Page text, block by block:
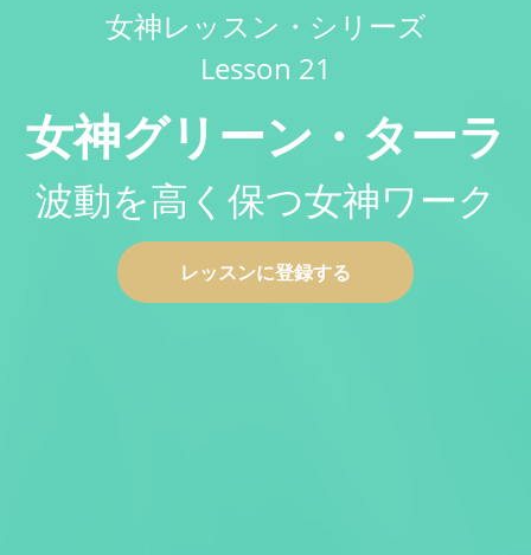
女神レッスン・シリーズ
Lesson 21
女神グリーン・ターラ
波動を高く保つ女神ワーク
レッスンに登録する